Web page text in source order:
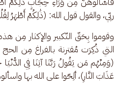
ربّي، والقول قول الله: (ذَٰلِكُمْ أَطْهَرُ
وقوموا بِحَقّ التّكبير والإكثار مِن
التي ذُكِرَت مُقترنة بالفراغ مِن
(وَمِنْهُم مَن يَقُولُ رَبَّنَا آتِنَا فِي
عَذَابَ النَّارِ)، ألِحّوا على الله بها